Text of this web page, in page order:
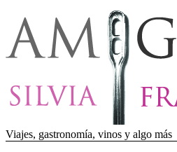
Viajes, gastronomía, vinos y algo más